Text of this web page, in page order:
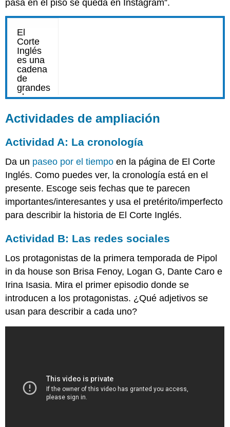
pasa en el piso se queda en Instagram”.
Actividades de ampliación
Actividad A: La cronología
Da un paseo por el tiempo en la página de El Corte
Inglés. Como puedes ver, la cronología está en el
presente. Escoge seis fechas que te parecen
importantes/interesantes y usa el pretérito/imperfecto
para describir la historia de El Corte Inglés.
Actividad B: Las redes sociales
Los protagonistas de la primera temporada de Pipol
in da house son Brisa Fenoy, Logan G, Dante Caro e
Irina Isasia. Mira el primer episodio donde se
introducen a los protagonistas. ¿Qué adjetivos se
usan para describir a cada uno?